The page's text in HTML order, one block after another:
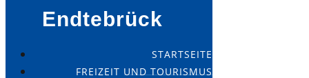
Endtebrück
STARTSEITE
FREIZEIT UND TOURISMUS